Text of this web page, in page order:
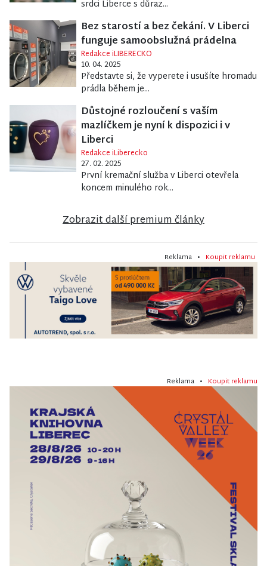
srdci Liberce s důraz...
Bez starostí a bez čekání. V Liberci
funguje samoobslužná prádelna
Redakce iLIBERECKO
10. 04. 2025
Představte si, že vyperete i usušíte hromadu
prádla během je...
Důstojné rozloučení s vaším
mazlíčkem je nyní k dispozici i v
Liberci
Redakce iLiberecko
27. 02. 2025
První kremační služba v Liberci otevřela
koncem minulého rok...
Zobrazit další premium články
Reklama • Koupit reklamu
Reklama • Koupit reklamu